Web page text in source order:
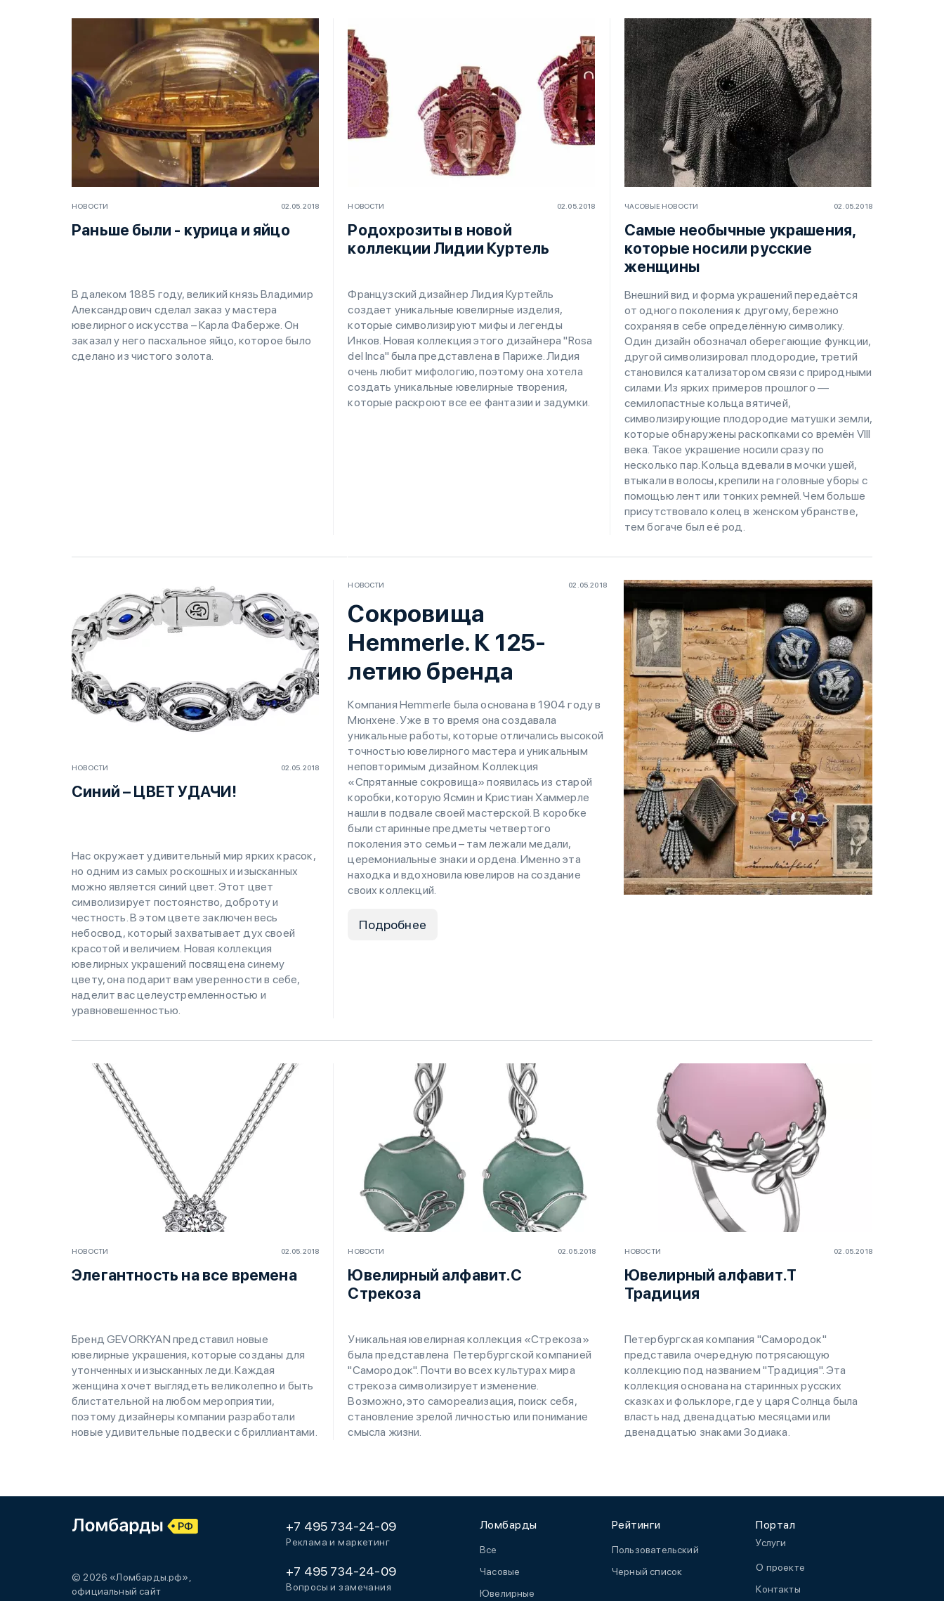
НОВОСТИ 02.05.2018
Раньше были - курица и яйцо
В далеком 1885 году, великий князь Владимир
Александрович сделал заказ у мастера
ювелирного искусства – Карла Фаберже. Он
заказал у него пасхальное яйцо, которое было
сделано из чистого золота.
НОВОСТИ 02.05.2018
Родохрозиты в новой
коллекции Лидии Куртель
Французский дизайнер Лидия Куртейль
создает уникальные ювелирные изделия,
которые символизируют мифы и легенды
Инков. Новая коллекция этого дизайнера "Rosa
del Inca" была представлена в Париже. Лидия
очень любит мифологию, поэтому она хотела
создать уникальные ювелирные творения,
которые раскроют все ее фантазии и задумки.
ЧАСОВЫЕ НОВОСТИ 02.05.2018
Самые необычные украшения,
которые носили русские
женщины
Внешний вид и форма украшений передаётся
от одного поколения к другому, бережно
сохраняя в себе определённую символику.
Один дизайн обозначал оберегающие функции,
другой символизировал плодородие, третий
становился катализатором связи с природными
силами. Из ярких примеров прошлого —
семилопастные кольца вятичей,
символизирующие плодородие матушки земли,
которые обнаружены раскопками со времён VIII
века. Такое украшение носили сразу по
несколько пар. Кольца вдевали в мочки ушей,
втыкали в волосы, крепили на головные уборы с
помощью лент или тонких ремней. Чем больше
присутствовало колец в женском убранстве,
тем богаче был её род.
НОВОСТИ 02.05.2018
Синий – ЦВЕТ УДАЧИ!
Нас окружает удивительный мир ярких красок,
но одним из самых роскошных и изысканных
можно является синий цвет. Этот цвет
символизирует постоянство, доброту и
честность. В этом цвете заключен весь
небосвод, который захватывает дух своей
красотой и величием. Новая коллекция
ювелирных украшений посвящена синему
цвету, она подарит вам уверенности в себе,
наделит вас целеустремленностью и
уравновешенностью.
НОВОСТИ 02.05.2018
Сокровища
Hemmerle. К 125-
летию бренда
Компания Hemmerle была основана в 1904 году в
Мюнхене. Уже в то время она создавала
уникальные работы, которые отличались высокой
точностью ювелирного мастера и уникальным
неповторимым дизайном. Коллекция
«Спрятанные сокровища» появилась из старой
коробки, которую Ясмин и Кристиан Хаммерле
нашли в подвале своей мастерской. В коробке
были старинные предметы четвертого
поколения это семьи – там лежали медали,
церемониальные знаки и ордена. Именно эта
находка и вдохновила ювелиров на создание
своих коллекций.
Подробнее
НОВОСТИ 02.05.2018
Элегантность на все времена
Бренд GEVORKYAN представил новые
ювелирные украшения, которые созданы для
утонченных и изысканных леди. Каждая
женщина хочет выглядеть великолепно и быть
блистательной на любом мероприятии,
поэтому дизайнеры компании разработали
новые удивительные подвески с бриллиантами.
НОВОСТИ 02.05.2018
Ювелирный алфавит.С
Стрекоза
Уникальная ювелирная коллекция «Стрекоза»
была представлена Петербургской компанией
"Самородок". Почти во всех культурах мира
стрекоза символизирует изменение.
Возможно, это самореализация, поиск себя,
становление зрелой личностью или понимание
смысла жизни.
НОВОСТИ 02.05.2018
Ювелирный алфавит.Т
Традиция
Петербургская компания "Самородок"
представила очередную потрясающую
коллекцию под названием "Традиция". Эта
коллекция основана на старинных русских
сказках и фольклоре, где у царя Солнца была
власть над двенадцатью месяцами или
двенадцатью знаками Зодиака.
© 2026 «Ломбарды.рф»,
официальный сайт
+7 495 734-24-09
Реклама и маркетинг
+7 495 734-24-09
Вопросы и замечания
Ломбарды
Все
Часовые
Ювелирные
Рейтинги
Пользовательский
Черный список
Портал
Услуги
О проекте
Контакты